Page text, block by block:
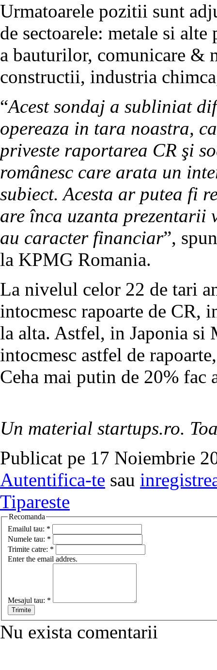
Urmatoarele pozitii sunt
de sectoarele: metale si
a bauturilor, comunicare &
constructii, industria
“Acest sondaj a subliniat
opereaza in tara noastra,
priveste raportarea CR şi
românesc care arata un
subiect. Acesta ar putea fi
are înca uzanta
au caracter financiar”,
la KPMG Romania.
La nivelul celor 22 de tari
intocmesc rapoarte de CR,
la alta. Astfel, in Japonia si
intocmesc astfel de
Ceha mai putin de 20% fac
Un material startups.ro.
Publicat pe 17 Noiembrie
Autentifica-te sau
Tipareste
Recomanda
Emailul tau: *
Numele tau: *
Trimite catre: *
Enter the email addres.
Mesajul tau: *
Nu exista comentarii